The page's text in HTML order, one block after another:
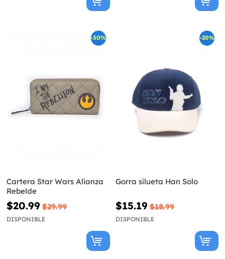
-30%
Cartera Star Wars Alianza
Rebelde
$20.99 $29.99
DISPONIBLE
-20%
Gorra silueta Han Solo
$15.19 $18.99
DISPONIBLE